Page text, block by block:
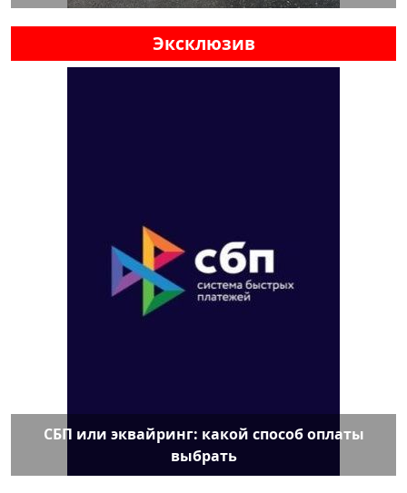
Эксклюзив
СБП или эквайринг: какой способ оплаты
выбрать